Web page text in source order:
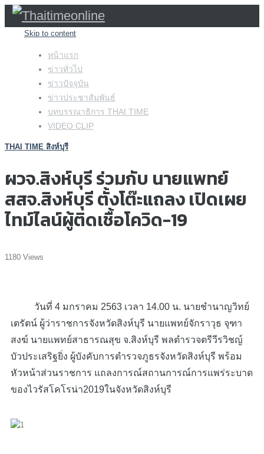
Skip to content
หน้าแรก
ข่าวทั่วไป
ข่าวปัจจุบัน
ข่าวประชาสัมพันธ์
บทบรรณาธิการ THAI TIME
VIDEO CLIP
THAI TIME สิงห์บุรี
ผวจ.สิงห์บุรี ร่วมกับ นายแพทย์
สสจ.สิงห์บุรี ตั้งโต๊ะแถลง เปิดเผย
ไทม์ไลน์ผู้ติดเชื้อโควิด-19
1180 Views
วันที่ 4 มกราคม 2563 เวลา 14.00 น. นายชำนาญวิทย์
เตรัตน์ ผู้ว่าราชการจังหวัดสิงห์บุรี นายแพทย์จักราวุธ จุฑา
สงฆ์ นายแพทย์สาธารณสุข จ.สิงห์บุรี พลตำรวจตรีวีรวิชญ์
บัวประเสริฐยิ่ง ผู้บังคับการตำรวจภูธรจังหวัดสิงห์บุรี พร้อม
หัวหน้าส่วนราชการ แถลงการณ์สถานการณ์การแพร่ระบาด
ของไวรัสโคโรน่า2019ในจังหวัดสิงห์บุรี